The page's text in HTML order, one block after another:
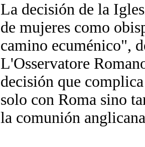
La decisión de la
de mujeres como
camino ecuménico",
L'Osservatore
decisión que
solo con Roma sino
la comunión